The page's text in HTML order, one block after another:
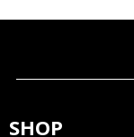
SHOP